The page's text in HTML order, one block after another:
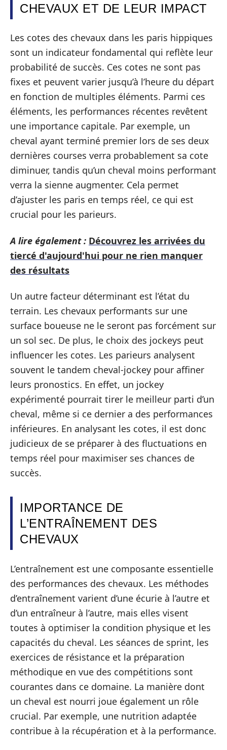
CHEVAUX ET DE LEUR IMPACT
Les cotes des chevaux dans les paris hippiques
sont un indicateur fondamental qui reflète leur
probabilité de succès. Ces cotes ne sont pas
fixes et peuvent varier jusqu’à l’heure du départ
en fonction de multiples éléments. Parmi ces
éléments, les performances récentes revêtent
une importance capitale. Par exemple, un
cheval ayant terminé premier lors de ses deux
dernières courses verra probablement sa cote
diminuer, tandis qu’un cheval moins performant
verra la sienne augmenter. Cela permet
d’ajuster les paris en temps réel, ce qui est
crucial pour les parieurs.
A lire également : Découvrez les arrivées du
tiercé d'aujourd'hui pour ne rien manquer
des résultats
Un autre facteur déterminant est l’état du
terrain. Les chevaux performants sur une
surface boueuse ne le seront pas forcément sur
un sol sec. De plus, le choix des jockeys peut
influencer les cotes. Les parieurs analysent
souvent le tandem cheval-jockey pour affiner
leurs pronostics. En effet, un jockey
expérimenté pourrait tirer le meilleur parti d’un
cheval, même si ce dernier a des performances
inférieures. En analysant les cotes, il est donc
judicieux de se préparer à des fluctuations en
temps réel pour maximiser ses chances de
succès.
IMPORTANCE DE
L’ENTRAÎNEMENT DES
CHEVAUX
L’entraînement est une composante essentielle
des performances des chevaux. Les méthodes
d’entraînement varient d’une écurie à l’autre et
d’un entraîneur à l’autre, mais elles visent
toutes à optimiser la condition physique et les
capacités du cheval. Les séances de sprint, les
exercices de résistance et la préparation
méthodique en vue des compétitions sont
courantes dans ce domaine. La manière dont
un cheval est nourri joue également un rôle
crucial. Par exemple, une nutrition adaptée
contribue à la récupération et à la performance.